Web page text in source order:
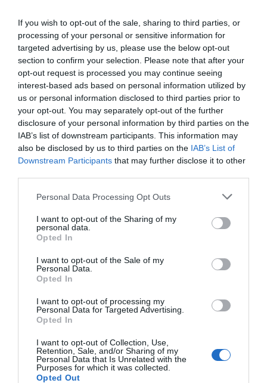
If you wish to opt-out of the sale, sharing to third parties, or
processing of your personal or sensitive information for
targeted advertising by us, please use the below opt-out
section to confirm your selection. Please note that after your
opt-out request is processed you may continue seeing
interest-based ads based on personal information utilized by
us or personal information disclosed to third parties prior to
your opt-out. You may separately opt-out of the further
disclosure of your personal information by third parties on the
IAB’s list of downstream participants. This information may
also be disclosed by us to third parties on the IAB’s List of
Downstream Participants that may further disclose it to other
Personal Data Processing Opt Outs
I want to opt-out of the Sharing of my
personal data.
Opted In
I want to opt-out of the Sale of my
Personal Data.
Opted In
I want to opt-out of processing my
Personal Data for Targeted Advertising.
Opted In
I want to opt-out of Collection, Use,
Retention, Sale, and/or Sharing of my
Personal Data that Is Unrelated with the
Purposes for which it was collected.
Opted Out